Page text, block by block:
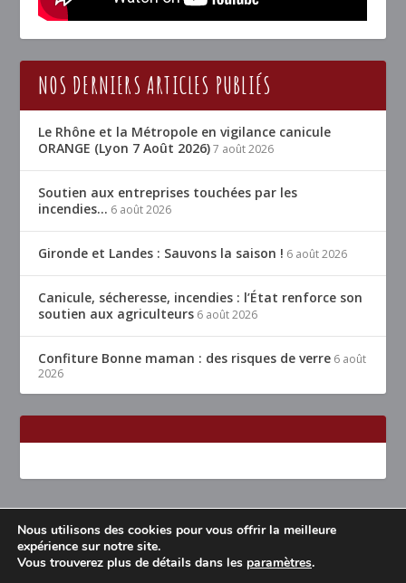
NOS DERNIERS ARTICLES PUBLIÉS
Le Rhône et la Métropole en vigilance canicule
ORANGE (Lyon 7 Août 2026) 7 août 2026
Soutien aux entreprises touchées par les
incendies… 6 août 2026
Gironde et Landes : Sauvons la saison ! 6 août 2026
Canicule, sécheresse, incendies : l’État renforce son
soutien aux agriculteurs 6 août 2026
Confiture Bonne maman : des risques de verre 6 août
2026
Conçu parElegant Themes | Propulsé parWordPress
Accueil Restaurants Lyon & alentours
Mentions légales
Nous utilisons des cookies pour vous offrir la meilleure
expérience sur notre site.
Vous trouverez plus de détails dans les paramètres.